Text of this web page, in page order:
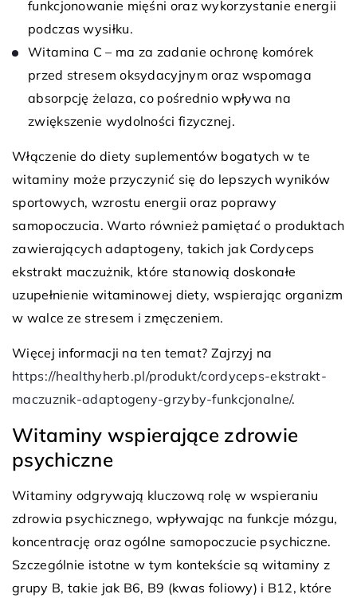
funkcjonowanie mięśni oraz wykorzystanie energii
podczas wysiłku.
Witamina C – ma za zadanie ochronę komórek
przed stresem oksydacyjnym oraz wspomaga
absorpcję żelaza, co pośrednio wpływa na
zwiększenie wydolności fizycznej.
Włączenie do diety suplementów bogatych w te
witaminy może przyczynić się do lepszych wyników
sportowych, wzrostu energii oraz poprawy
samopoczucia. Warto również pamiętać o produktach
zawierających adaptogeny, takich jak Cordyceps
ekstrakt maczużnik, które stanowią doskonałe
uzupełnienie witaminowej diety, wspierając organizm
w walce ze stresem i zmęczeniem.
Więcej informacji na ten temat? Zajrzyj na
https://healthyherb.pl/produkt/cordyceps-ekstrakt-
maczuznik-adaptogeny-grzyby-funkcjonalne/.
Witaminy wspierające zdrowie
psychiczne
Witaminy odgrywają kluczową rolę w wspieraniu
zdrowia psychicznego, wpływając na funkcje mózgu,
koncentrację oraz ogólne samopoczucie psychiczne.
Szczególnie istotne w tym kontekście są witaminy z
grupy B, takie jak B6, B9 (kwas foliowy) i B12, które